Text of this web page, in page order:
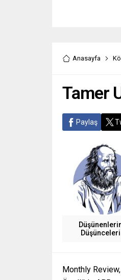
Anasayfa
Tamer
Paylaş
Düşünceleri
Monthly